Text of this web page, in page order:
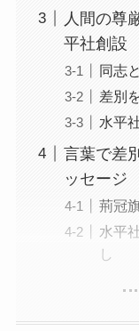
人間の尊
平社創設
同志
差別
水平
言葉で差
ッセージ
荊冠
水平
し